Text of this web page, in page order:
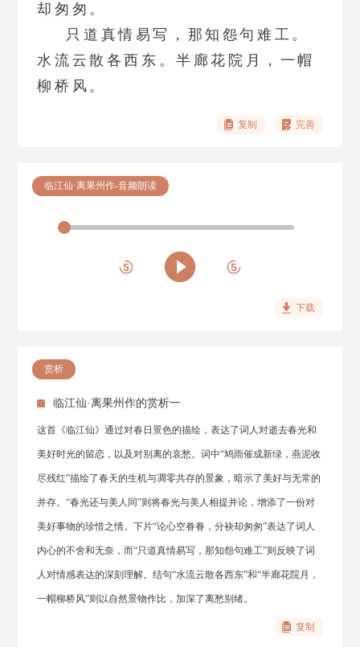
却匆匆。
只道真情易写，那知怨句难工。
水流云散各西东。半廊花院月，一帽
柳桥风。
复制 完善
临江仙·离果州作-音频朗读
下载
赏析
临江仙·离果州作的赏析一
这首《临江仙》通过对春日景色的描绘，表达了词人对逝去春光和
美好时光的留恋，以及对别离的哀愁。词中“鸠雨催成新绿，燕泥收
尽残红”描绘了春天的生机与凋零共存的景象，暗示了美好与无常的
并存。“春光还与美人同”则将春光与美人相提并论，增添了一份对
美好事物的珍惜之情。下片“论心空眷眷，分袂却匆匆”表达了词人
内心的不舍和无奈，而“只道真情易写，那知怨句难工”则反映了词
人对情感表达的深刻理解。结句“水流云散各西东”和“半廊花院月，
一帽柳桥风”则以自然景物作比，加深了离愁别绪。
复制